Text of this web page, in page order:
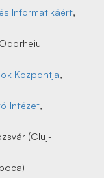
Informatikáért,
Központja,
Intézet,
(Cluj-